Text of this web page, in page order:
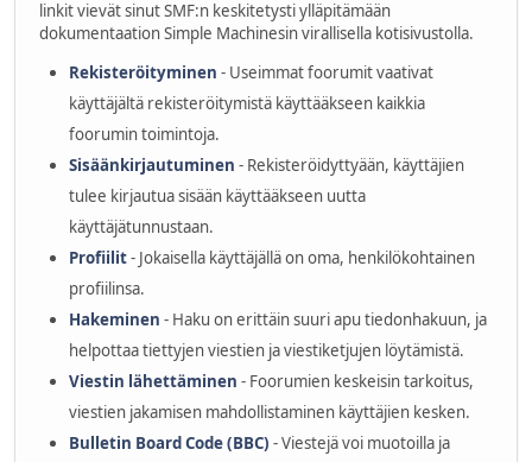
linkit vievät sinut SMF:n keskitetysti ylläpitämään
dokumentaation Simple Machinesin virallisella kotisivustolla.
Rekisteröityminen - Useimmat foorumit vaativat
käyttäjältä rekisteröitymistä käyttääkseen kaikkia
foorumin toimintoja.
Sisäänkirjautuminen - Rekisteröidyttyään, käyttäjien
tulee kirjautua sisään käyttääkseen uutta
käyttäjätunnustaan.
Profiilit- Jokaisella käyttäjällä on oma, henkilökohtainen
profiilinsa.
Hakeminen - Haku on erittäin suuri apu tiedonhakuun, ja
helpottaa tiettyjen viestien ja viestiketjujen löytämistä.
Viestin lähettäminen - Foorumien keskeisin tarkoitus,
viestien jakamisen mahdollistaminen käyttäjien kesken.
Bulletin Board Code (BBC) - Viestejä voi muotoilla ja